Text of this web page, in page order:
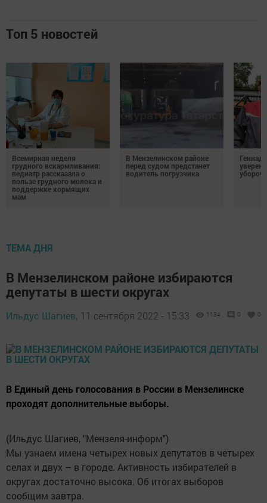
Топ 5 новостей
Всемирная неделя
грудного вскармливания:
педиатр рассказала о
пользе грудного молока и
поддержке кормящих
мам
В Мензелинском районе
перед судом предстанет
водитель погрузчика
ТЕМА ДНЯ
В Мензелинском районе избираются
депутаты в шести округах
Ильдус Шагиев, 11 сентября 2022 - 15:33 1134 0 0
В Единый день голосования в России в Мензелинске
проходят дополнительные выборы.
(Ильдус Шагиев, "Мензеля-информ")
Мы узнаем имена четырех новых депутатов в четырех
селах и двух – в городе. Активность избирателей в
округах достаточно высока. Об итогах выборов
сообщим завтра.